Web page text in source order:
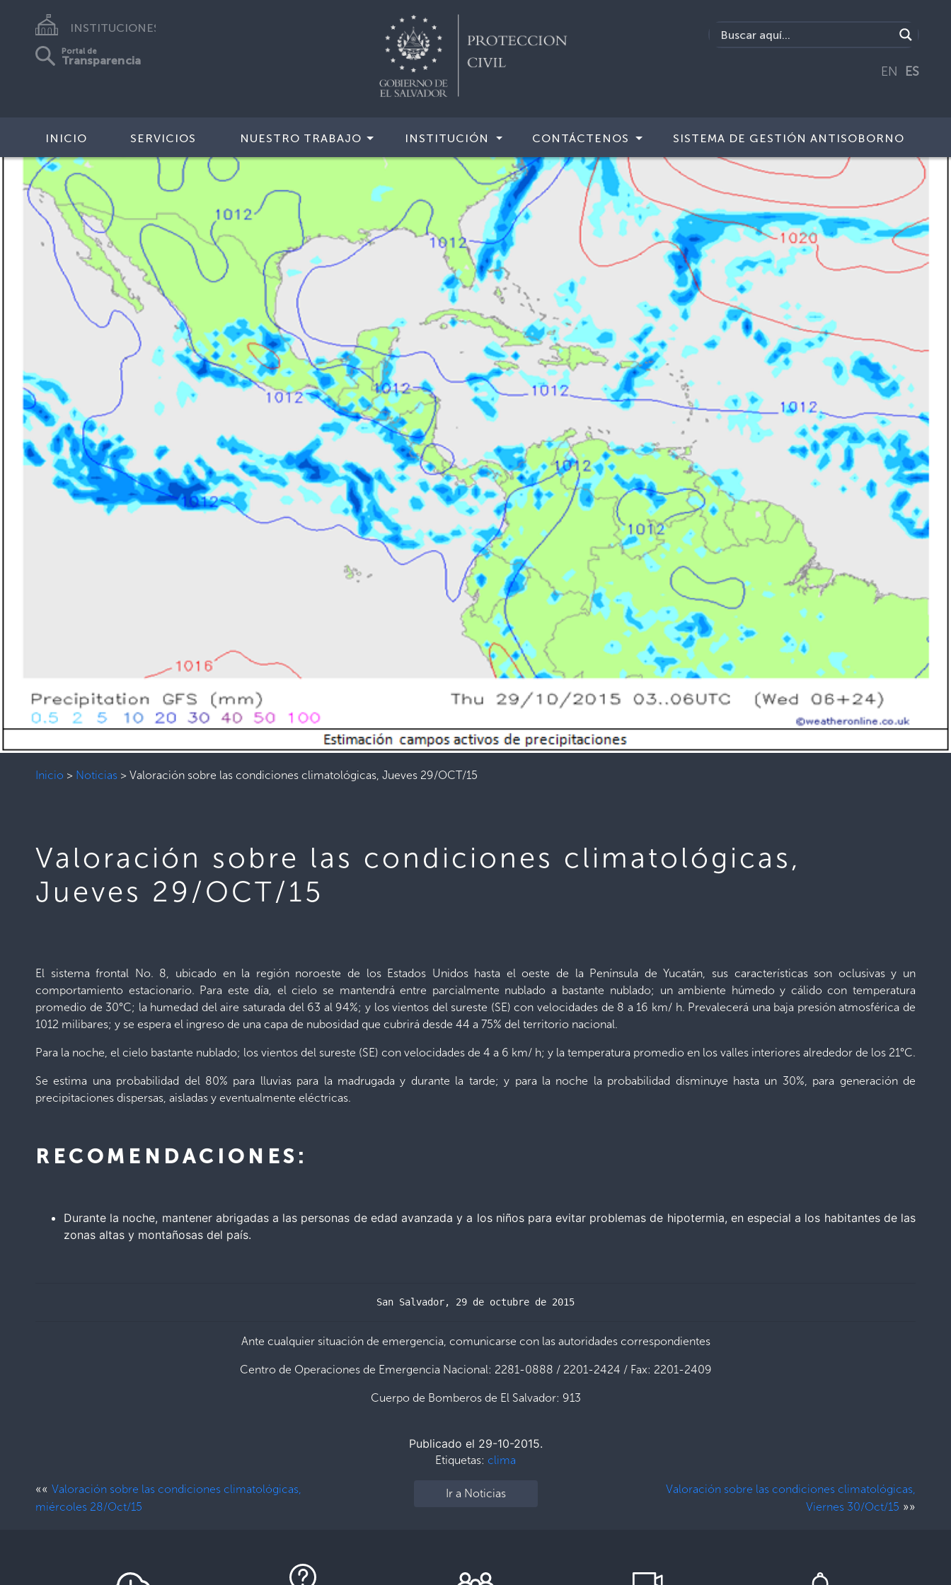
INSTITUCIONES
Portal de
Transparencia
EN ES
INICIO SERVICIOS NUESTRO TRABAJO INSTITUCIÓN CONTÁCTENOS SISTEMA DE GESTIÓN ANTISOBORNO
Inicio > Noticias > Valoración sobre las condiciones climatológicas, Jueves 29/OCT/15
Valoración sobre las condiciones climatológicas,
Jueves 29/OCT/15
El sistema frontal No. 8, ubicado en la región noroeste de los Estados Unidos hasta el oeste de la Península de Yucatán, sus características son oclusivas y un
comportamiento estacionario. Para este día, el cielo se mantendrá entre parcialmente nublado a bastante nublado; un ambiente húmedo y cálido con temperatura
promedio de 30°C; la humedad del aire saturada del 63 al 94%; y los vientos del sureste (SE) con velocidades de 8 a 16 km/ h. Prevalecerá una baja presión atmosférica de
1012 milibares; y se espera el ingreso de una capa de nubosidad que cubrirá desde 44 a 75% del territorio nacional.
Para la noche, el cielo bastante nublado; los vientos del sureste (SE) con velocidades de 4 a 6 km/ h; y la temperatura promedio en los valles interiores alrededor de los 21°C.
Se estima una probabilidad del 80% para lluvias para la madrugada y durante la tarde; y para la noche la probabilidad disminuye hasta un 30%, para generación de
precipitaciones dispersas, aisladas y eventualmente eléctricas.
RECOMENDACIONES:
Durante la noche, mantener abrigadas a las personas de edad avanzada y a los niños para evitar problemas de hipotermia, en especial a los habitantes de las
zonas altas y montañosas del país.
San Salvador, 29 de octubre de 2015
Ante cualquier situación de emergencia, comunicarse con las autoridades correspondientes
Centro de Operaciones de Emergencia Nacional: 2281-0888 / 2201-2424 / Fax: 2201-2409
Cuerpo de Bomberos de El Salvador: 913
Publicado el 29-10-2015.
Etiquetas: clima
«« Valoración sobre las condiciones climatológicas,
miércoles 28/Oct/15
Ir a Noticias
Valoración sobre las condiciones climatológicas,
Viernes 30/Oct/15 »»